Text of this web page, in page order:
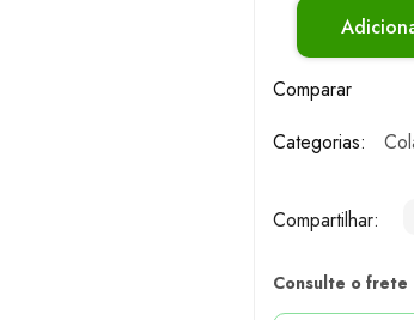
Comparar
Categorias:
Compartilhar:
Consulte o